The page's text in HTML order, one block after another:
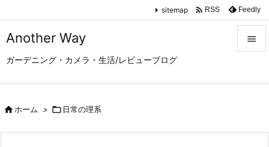
Another Way
ガーデニング・カメラ・生活/レビューブログ

sitemap  RSS Feedly
ホーム >  日常の理系